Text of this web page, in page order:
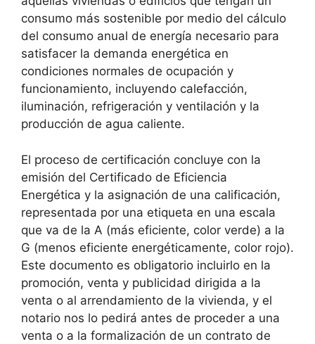
consumo más sostenible por medio del cálculo
del consumo anual de energía necesario para
satisfacer la demanda energética en
condiciones normales de ocupación y
funcionamiento, incluyendo calefacción,
iluminación, refrigeración y ventilación y la
producción de agua caliente.
El proceso de certificación concluye con la
emisión del Certificado de Eficiencia
Energética y la asignación de una calificación,
representada por una etiqueta en una escala
que va de la A (más eficiente, color verde) a la
G (menos eficiente energéticamente, color rojo).
Este documento es obligatorio incluirlo en la
promoción, venta y publicidad dirigida a la
venta o al arrendamiento de la vivienda, y el
notario nos lo pedirá antes de proceder a una
venta o a la formalización de un contrato de